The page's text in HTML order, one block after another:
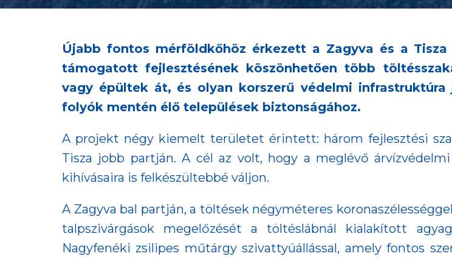
Újabb fontos mérföldkőhöz érkezett a Zagyva és a
támogatott fejlesztésének köszönhetően több
vagy épültek át, és olyan korszerű védelmi
folyók mentén élő települések biztonságához.
A projekt négy kiemelt területet érintett: három fejlesztési
Tisza jobb partján. A cél az volt, hogy a meglévő
kihívásaira is felkészültebbé váljon.
A Zagyva bal partján, a töltések négyméteres
talpszivárgások megelőzését a töltéslábnál kialakított
Nagyfenéki zsilipes műtárgy szivattyúállással, amely fontos